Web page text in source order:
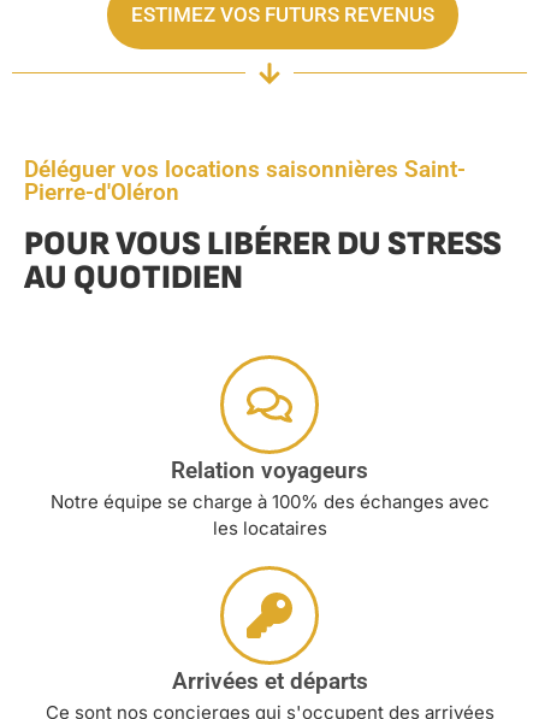
ESTIMEZ VOS FUTURS REVENUS
Déléguer vos locations saisonnières Saint-
Pierre-d'Oléron
POUR VOUS LIBÉRER DU STRESS
AU QUOTIDIEN
Relation voyageurs
Notre équipe se charge à 100% des échanges avec
les locataires
Arrivées et départs
Ce sont nos concierges qui s'occupent des arrivées